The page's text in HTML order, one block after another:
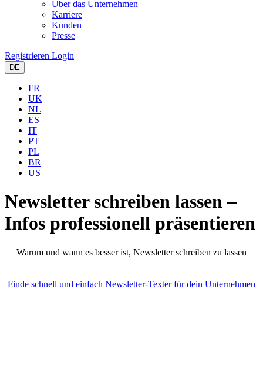
Über das Unternehmen
Karriere
Kunden
Presse
Registrieren Login
DE
FR
UK
NL
ES
IT
PT
PL
BR
US
Newsletter schreiben lassen –
Infos professionell präsentieren
Warum und wann es besser ist, Newsletter schreiben zu lassen
Finde schnell und einfach Newsletter-Texter für dein Unternehmen